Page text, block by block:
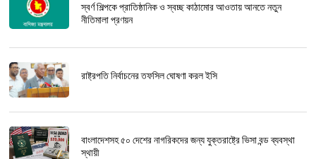
স্বর্ণ শিল্পকে প্রাতিষ্ঠানিক ও স্বচ্ছ কাঠামোর আওতায় আনতে নতুন
নীতিমালা প্রণয়ন
রাষ্ট্রপতি নির্বাচনের তফসিল ঘোষণা করল ইসি
বাংলাদেশসহ ৫০ দেশের নাগরিকদের জন্য যুক্তরাষ্ট্রে ভিসা বন্ড ব্যবস্থা
স্থায়ী